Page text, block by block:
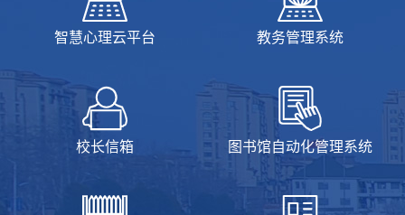
智慧心理云平台 教务管理系统
校长信箱 图书馆自动化管理系统